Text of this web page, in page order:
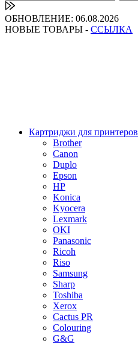
ОБНОВЛЕНИЕ: 06.08.2026
НОВЫЕ ТОВАРЫ - ССЫЛКА
Картриджи для принтеров
Brother
Canon
Duplo
Epson
HP
Konica
Kyocera
Lexmark
OKI
Panasonic
Ricoh
Riso
Samsung
Sharp
Toshiba
Xerox
Cactus PR
Colouring
G&G